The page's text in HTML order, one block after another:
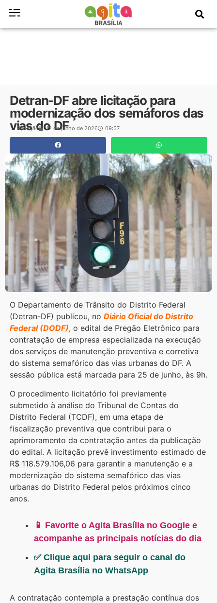
Detran-DF abre licitação para
modernização dos semáforos das
vias do DF
Redação 12 de junho de 2026 09:57
O Departamento de Trânsito do Distrito Federal
(Detran-DF) publicou, no Diário Oficial do Distrito
Federal (DODF), o edital de Pregão Eletrônico para
contratação de empresa especializada na execução
dos serviços de manutenção preventiva e corretiva
do sistema semafórico das vias urbanas do DF. A
sessão pública está marcada para 25 de junho, às 9h.
O procedimento licitatório foi previamente
submetido à análise do Tribunal de Contas do
Distrito Federal (TCDF), em uma etapa de
fiscalização preventiva que contribui para o
aprimoramento da contratação antes da publicação
do edital. A licitação prevê investimento estimado de
R$ 118.579.106,06 para garantir a manutenção e a
modernização do sistema semafórico das vias
urbanas do Distrito Federal pelos próximos cinco
anos.
📱 Favorite o Agita Brasília no Google e
acompanhe as principais notícias do dia
✅ Clique aqui para seguir o canal do
Agita Brasília no WhatsApp
A contratação contempla a prestação contínua dos